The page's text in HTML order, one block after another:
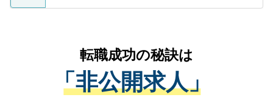
ているすべての個人データはご本人の許可
は、個人情報の取り扱いについての厳密な
管理基準を満たした事業者のみに付与され
る、プライバシーマークを取得済みです。
かがいして、現在の医療機関の状況や紹介
経験をまじえながら、適切なアドバイスを
させていただきます。すぐにご転職をされ
ない方には、長期的なサポートが可能です
転職成功の秘訣は
「非公開求人」